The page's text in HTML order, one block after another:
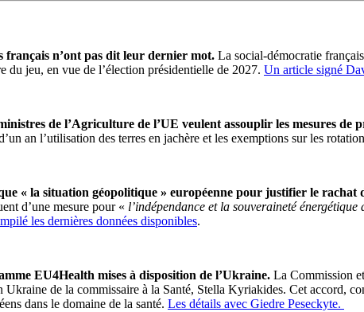
français n’ont pas dit leur dernier mot. La social-démocratie
du jeu, en vue de l’élection présidentielle de 2027. Un article signé
de l’Agriculture de l’UE veulent assouplir les mesures de
an l’utilisation des terres en jachère et les exemptions sur les
« la situation géopolitique » européenne pour justifier le rachat
d’une mesure pour « l’indépendance et la souveraineté énergétique
les dernières données disponibles.
EU4Health mises à disposition de l’Ukraine. La Commission
Ukraine de la commissaire à la Santé, Stella Kyriakides. Cet accord,
dans le domaine de la santé. Les détails avec Giedre Peseckyte.